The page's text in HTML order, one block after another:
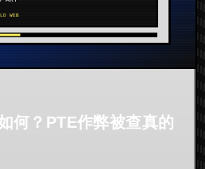
何？PTE作弊被查真的